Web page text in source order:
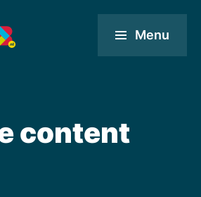
Menu
content